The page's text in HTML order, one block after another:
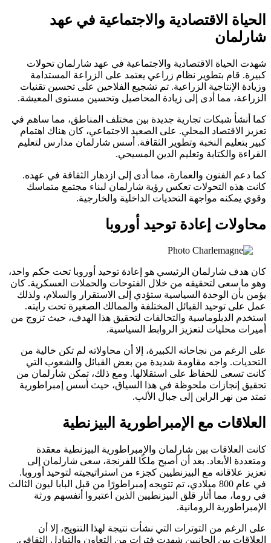
الحياة الاقتصادية والاجتماعية في عهد
شارلمان
شهدت الحياة الاقتصادية والاجتماعية في عهد شارلمان تحولات
كبيرة. قام بتطوير نظام زراعي يعتمد على الزراعة المستدامة
وزيادة الإنتاجية الزراعية. تم تشجيع الفلاحين على تحسين تقنيات
الزراعة، مما أدى إلى زيادة المحاصيل وتحسين مستوى المعيشة.
كما أنشأ شبكات تجارية جديدة بين مختلف المناطق، مما ساهم في
تعزيز الاقتصاد المحلي. على الصعيد الاجتماعي، كان هناك اهتمام
كبير بتعليم النخبة وتطوير الثقافة. أسس شارلمان مدارس لتعليم
القراءة والكتابة وتعليم الدين المسيحي.
كما دعم الفنون والعمارة، مما أدى إلى ازدهار الثقافة في عهده.
كانت هذه التحولات تعكس رؤية شارلمان لبناء مجتمع متماسك
وقوي يمكنه مواجهة التحديات الداخلية والخارجية.
محاولات إعادة توحيد أوروبا
كان هدف شارلمان الرئيسي هو إعادة توحيد أوروبا تحت حكم واحد،
وهو ما سعى لتحقيقه من خلال الفتوحات والحملات العسكرية. كان
يؤمن بأن الوحدة السياسية ستؤدي إلى الاستقرار والسلام، ولذلك
عمل على توحيد القبائل المختلفة والممالك الصغيرة تحت رايته.
استخدم الدبلوماسية والتحالفات لتحقيق هذا الهدف، حيث تزوج من
أميرات محليات لتعزيز الروابط السياسية.
على الرغم من نجاحاته الكبيرة، إلا أن محاولاته لم تكن خالية من
التحديات. واجه مقاومة شديدة من بعض القبائل والشعوب التي
كانت تسعى للحفاظ على استقلالها. ومع ذلك، تمكن شارلمان من
تحقيق إنجازات ملحوظة في هذا السياق، حيث أسس إمبراطورية
تمتد من نهر الراين إلى جبال الألب.
العلاقات مع الإمبراطورية البيزنطية
كانت العلاقات بين شارلمان والإمبراطورية البيزنطية معقدة
ومتعددة الأبعاد. بعد أن أصبح ملكًا للفرنجة، سعى شارلمان إلى
تعزيز علاقاته مع البيزنطيين كجزء من استراتيجيته لتوحيد أوروبا.
في عام 800 ميلادي، تم تتويجه إمبراطورًا من قبل البابا ليون الثالث
في روما، مما أثار قلق البيزنطيين الذين اعتبروا أنفسهم ورثة
الإمبراطورية الرومانية.
على الرغم من التوترات التي نشأت نتيجة لهذا التتويج، إلا أن
العلاقات بين الجانبين شهدت فترات من التعاون والتبادل الثقافي.